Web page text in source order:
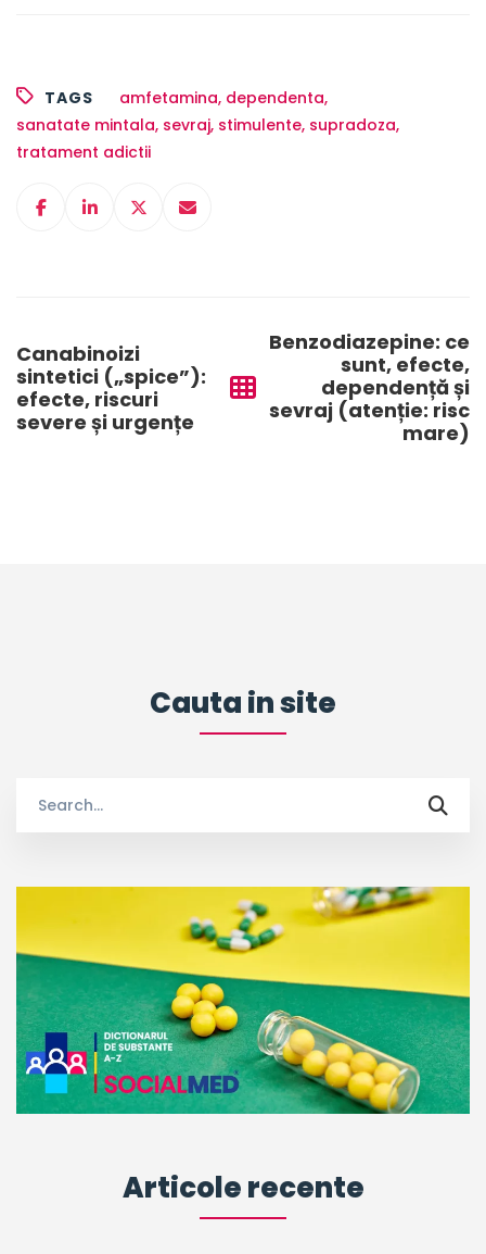
TAGS amfetamina, dependenta,
sanatate mintala, sevraj, stimulente, supradoza,
tratament adictii
Canabinoizi
sintetici („spice”):
efecte, riscuri
severe și urgențe
Benzodiazepine: ce
sunt, efecte,
dependență și
sevraj (atenție: risc
mare)
Cauta in site
for:
Articole recente